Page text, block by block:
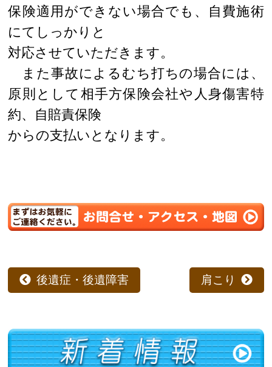
保険適用ができない場合でも、自費施術
にてしっかりと
対応させていただきます。
また事故によるむち打ちの場合には、
原則として相手方保険会社や人身傷害特
約、自賠責保険
からの支払いとなります。
後遺症・後遺障害 肩こり